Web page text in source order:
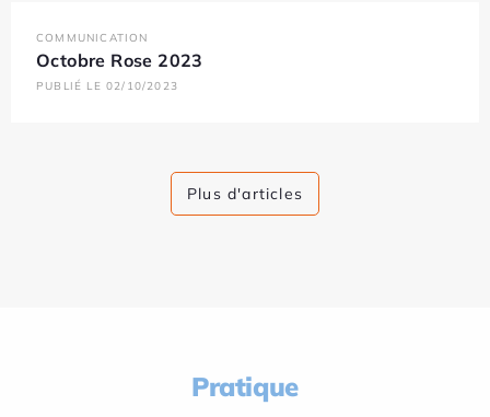
COMMUNICATION
Octobre Rose 2023
PUBLIÉ LE 02/10/2023
Plus d'articles
Pratique